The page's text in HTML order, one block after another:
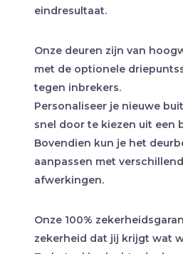
eindresultaat.
Onze deuren zijn van
met de optionele
tegen inbrekers.
Personaliseer je nieuwe
snel door te kiezen uit een
Bovendien kun je het
aanpassen met
afwerkingen.
Onze 100%
zekerheid dat jij krijgt wat